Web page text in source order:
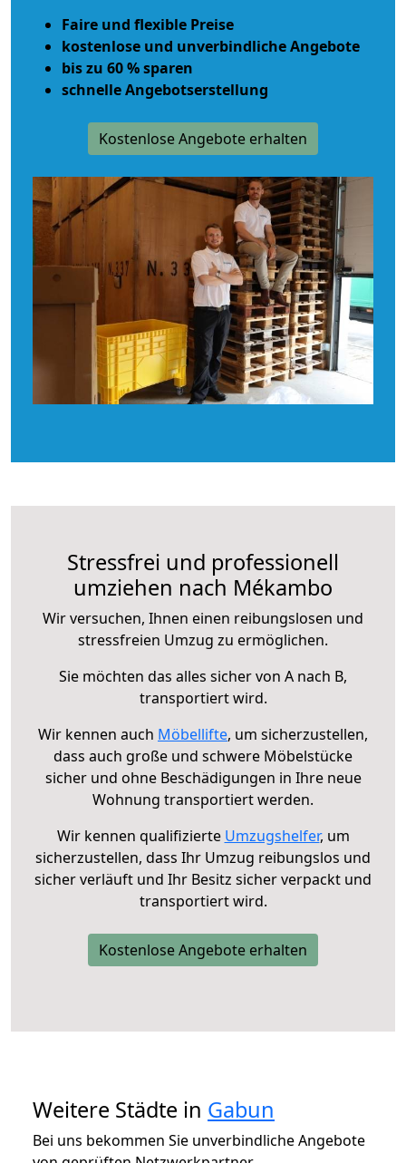
Faire und flexible Preise
kostenlose und unverbindliche Angebote
bis zu 60 % sparen
schnelle Angebotserstellung
Kostenlose Angebote erhalten
Stressfrei und professionell
umziehen nach Mékambo
Wir versuchen, Ihnen einen reibungslosen und
stressfreien Umzug zu ermöglichen.
Sie möchten das alles sicher von A nach B,
transportiert wird.
Wir kennen auch Möbellifte, um sicherzustellen,
dass auch große und schwere Möbelstücke
sicher und ohne Beschädigungen in Ihre neue
Wohnung transportiert werden.
Wir kennen qualifizierte Umzugshelfer, um
sicherzustellen, dass Ihr Umzug reibungslos und
sicher verläuft und Ihr Besitz sicher verpackt und
transportiert wird.
Kostenlose Angebote erhalten
Weitere Städte in Gabun
Bei uns bekommen Sie unverbindliche Angebote